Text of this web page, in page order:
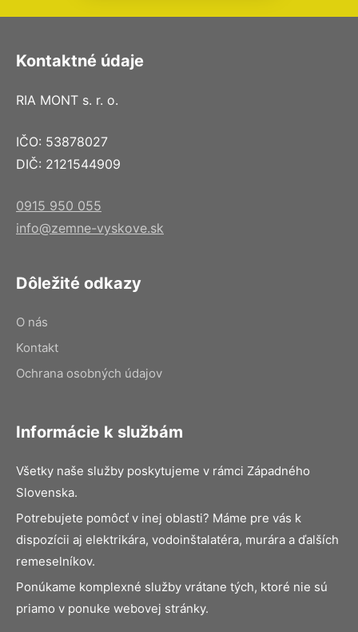
Kontaktné údaje
RIA MONT s. r. o.
IČO: 53878027
DIČ: 2121544909
0915 950 055
info@zemne-vyskove.sk
Dôležité odkazy
O nás
Kontakt
Ochrana osobných údajov
Informácie k službám
Všetky naše služby poskytujeme v rámci Západného
Slovenska.
Potrebujete pomôcť v inej oblasti? Máme pre vás k
dispozícii aj elektrikára, vodoinštalatéra, murára a ďalších
remeselníkov.
Ponúkame komplexné služby vrátane tých, ktoré nie sú
priamo v ponuke webovej stránky.